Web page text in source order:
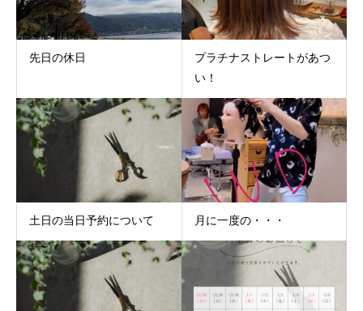
先日の休日
プラチナストレートがあつ
い！
土日の当日予約について 月に一度の・・・